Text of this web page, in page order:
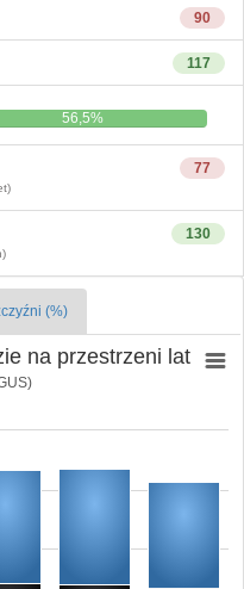
90
117
56,5%
77
130
(%)
na przestrzeni lat